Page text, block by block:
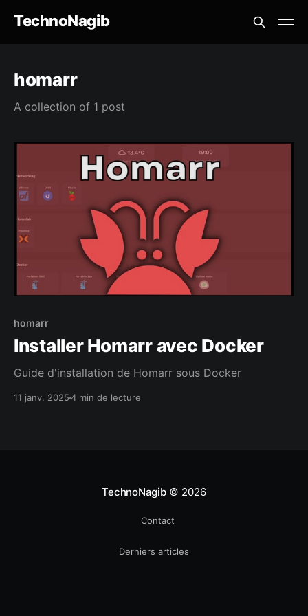
TechnoNagib
homarr
A collection of 1 post
homarr
Installer Homarr avec Docker
Guide d'installation de Homarr sous Docker
11 janv. 20254 min de lecture
TechnoNagib© 2026
Contact
Derniers articles